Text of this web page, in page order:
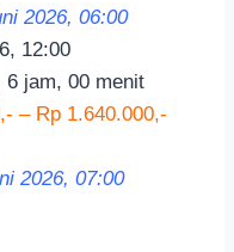
2026, 06:00
12:00
6 jam, 00 menit
– Rp 1.640.000,-
2026, 07:00